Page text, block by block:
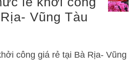
Vũng Tàu
công giá rẻ tại Bà Rịa- Vũng